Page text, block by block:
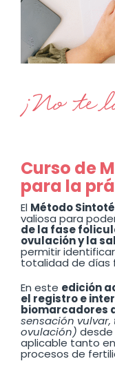
¡No te
Curso de
para la
El Método
valiosa para
de la fase
ovulación y la
permitir
totalidad de días
En este edición
el registro e
biomarcadores
sensación
ovulación) desde
aplicable tanto
procesos de